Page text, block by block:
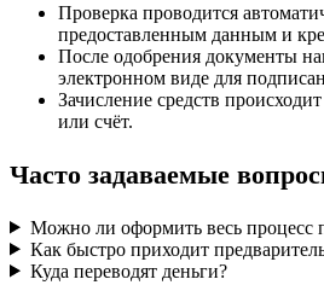
Проверка проводится
предоставленным данным и
После одобрения документы
электронном виде для
Зачисление средств
или счёт.
Часто задаваемые
Можно ли оформить весь процесс
Как быстро приходит
Куда переводят деньги?